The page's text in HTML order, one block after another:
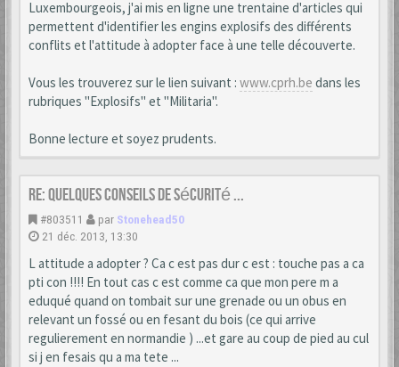
Luxembourgeois, j'ai mis en ligne une trentaine d'articles qui
permettent d'identifier les engins explosifs des différents
conflits et l'attitude à adopter face à une telle découverte.
Vous les trouverez sur le lien suivant : www.cprh.be dans les
rubriques "Explosifs" et "Militaria".
Bonne lecture et soyez prudents.
Re: Quelques conseils de sécurité ...
#803511 par Stonehead50
21 déc. 2013, 13:30
L attitude a adopter ? Ca c est pas dur c est : touche pas a ca
pti con !!!! En tout cas c est comme ca que mon pere m a
eduqué quand on tombait sur une grenade ou un obus en
relevant un fossé ou en fesant du bois (ce qui arrive
regulierement en normandie ) ...et gare au coup de pied au cul
si j en fesais qu a ma tete ...